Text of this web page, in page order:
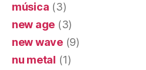
música (3)
new age (3)
new wave(9)
nu metal (1)